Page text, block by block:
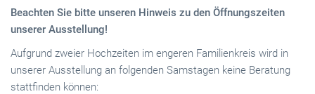
Beachten Sie bitte unseren Hinweis zu den Öffnungszeiten
unserer Ausstellung!
Aufgrund zweier Hochzeiten im engeren Familienkreis wird in
unserer Ausstellung an folgenden Samstagen keine Beratung
stattfinden können: